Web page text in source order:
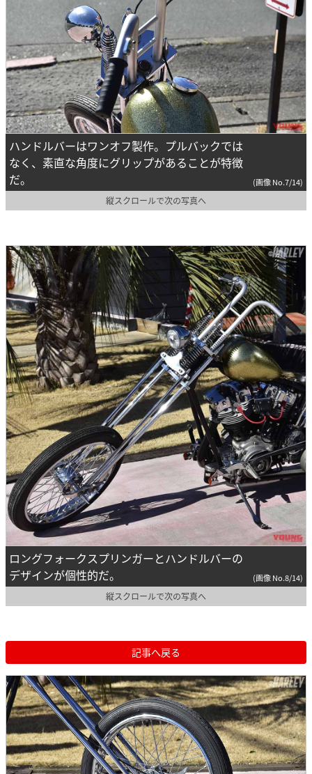
ハンドルバーはワンオフ製作。プルバックでは
なく、素直な角度にグリップがあることが特徴
だ。
(画像 No.7/14)
縦スクロールで次の写真へ
ロングフォークスプリンガーとハンドルバーの
デザインが個性的だ。
(画像 No.8/14)
縦スクロールで次の写真へ
記事へ戻る